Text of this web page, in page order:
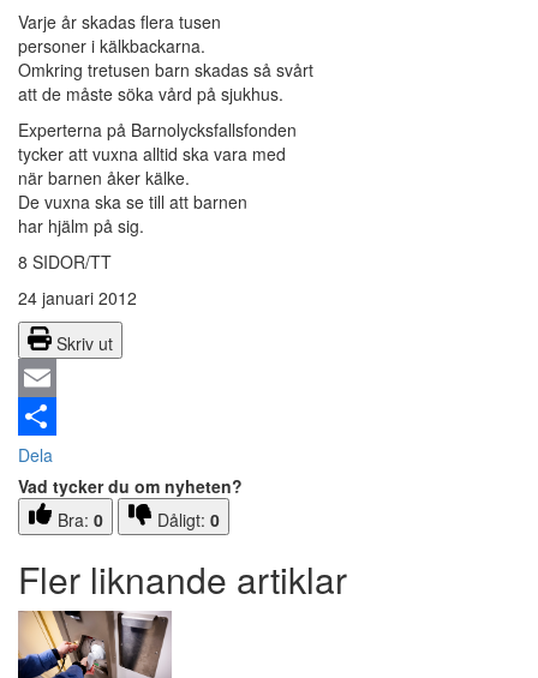
Varje år skadas flera tusen
personer i kälkbackarna.
Omkring tretusen barn skadas så svårt
att de måste söka vård på sjukhus.
Experterna på Barnolycksfallsfonden
tycker att vuxna alltid ska vara med
när barnen åker kälke.
De vuxna ska se till att barnen
har hjälm på sig.
8 SIDOR/TT
24 januari 2012
Skriv ut
Email
Dela
Vad tycker du om nyheten?
Bra: 0 Dåligt: 0
Fler liknande artiklar